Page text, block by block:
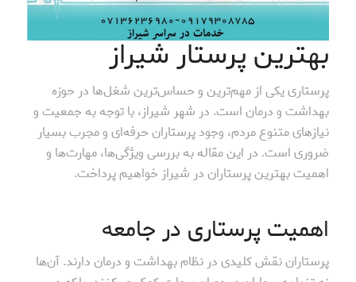
بهترین پرستار شیراز
پرستاری یکی از مهم‌ترین و حساس‌ترین شغل‌ها در حوزه
بهداشت و درمان است. در شهر شیراز، با توجه به جمعیت و
نیازهای متنوع مردم، وجود پرستاران حرفه‌ای و مجرب بسیار
ضروری است. در این مقاله به بررسی ویژگی‌ها، مهارت‌ها و
اهمیت بهترین پرستاران در شیراز خواهیم پرداخت.
اهمیت پرستاری در جامعه
پرستاران نقش کلیدی در نظام بهداشت و درمان دارند. آن‌ها